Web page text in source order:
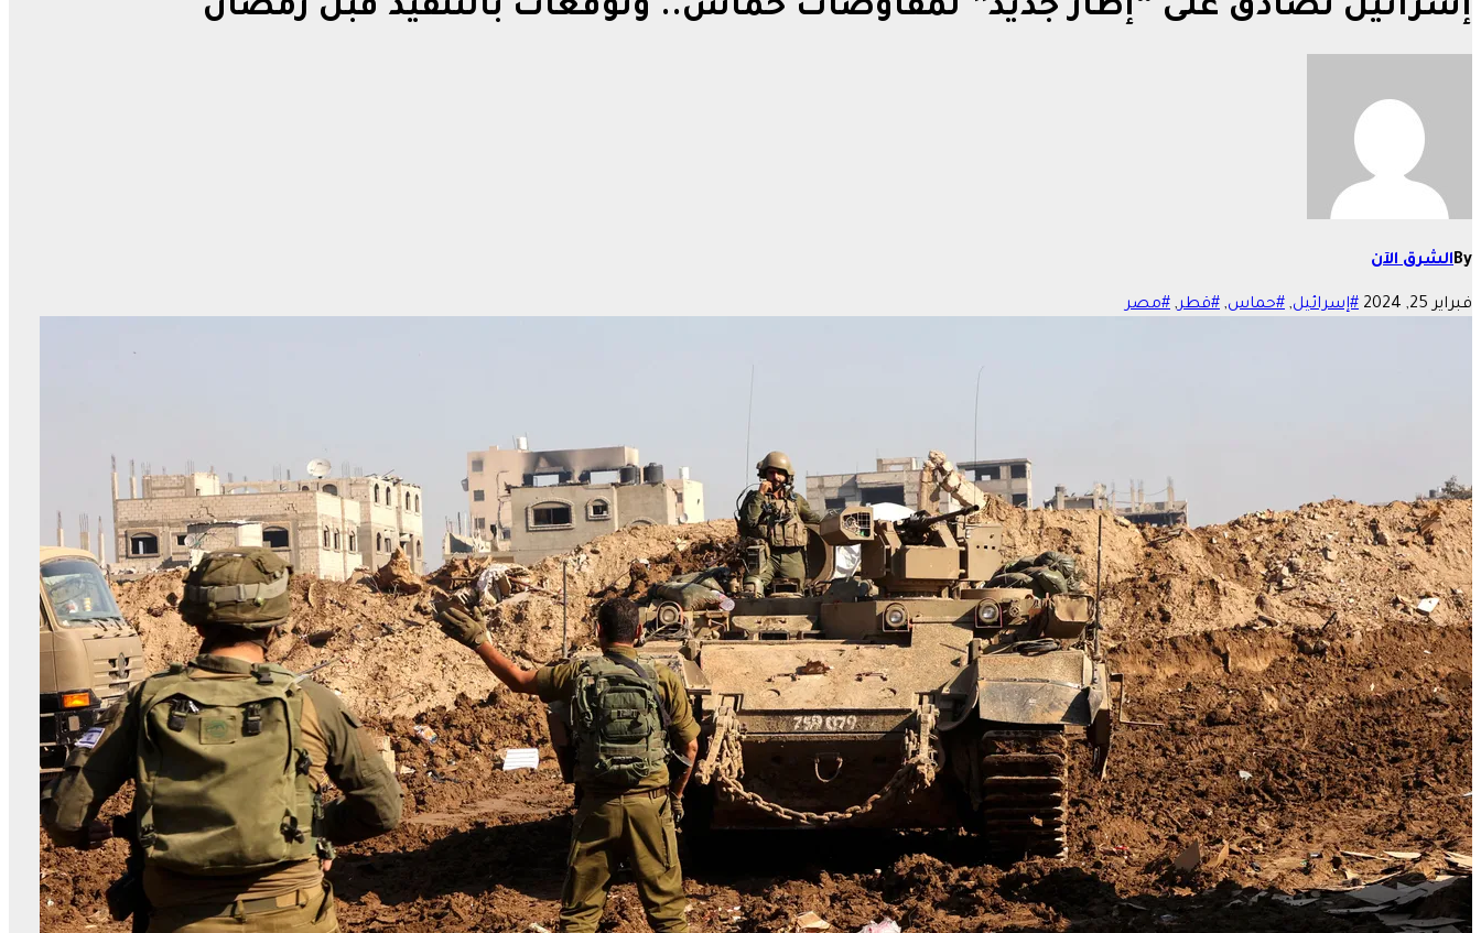
إسرائيل تصادق على “إطار جديد” لمفاوضات حماس.. وتوقعات بالتنفيذ قبل رمضان
Byالشرق الآن
فبراير 25, 2024 #إسرائيل, #حماس, #قطر, #مصر